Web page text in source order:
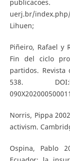
publicacoes.
uerj.br/
Lihuen;
Piñeiro, Rafael y
Fin del ciclo
partidos. Revista
538.
Norris, Pippa
activism.
Ospina, Pablo